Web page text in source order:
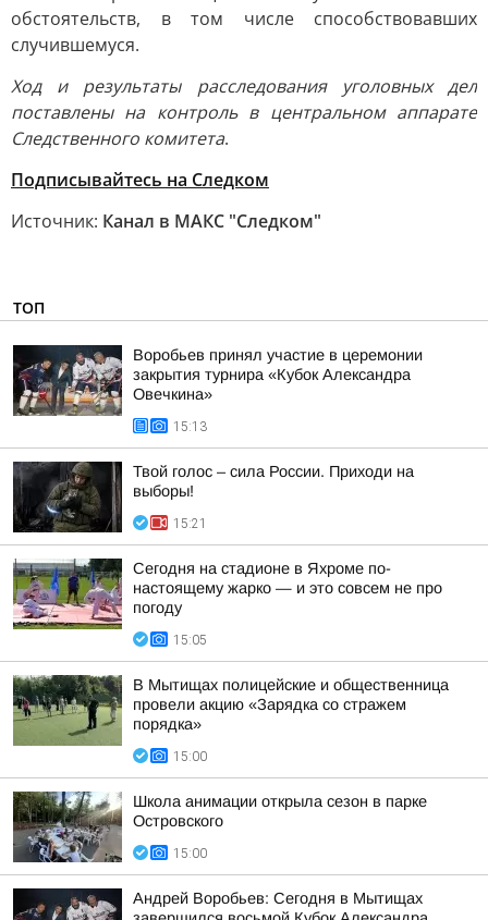
обстоятельств, в том числе способствовавших
случившемуся.
Ход и результаты расследования уголовных дел
поставлены на контроль в центральном аппарате
Следственного комитета.
Подписывайтесь на Следком
Источник: Канал в МАКС "Следком"
ТОП
Воробьев принял участие в церемонии
закрытия турнира «Кубок Александра
Овечкина»
15:13
Твой голос – сила России. Приходи на
выборы!
15:21
Сегодня на стадионе в Яхроме по-
настоящему жарко — и это совсем не про
погоду
15:05
В Мытищах полицейские и общественница
провели акцию «Зарядка со стражем
порядка»
15:00
Школа анимации открыла сезон в парке
Островского
15:00
Андрей Воробьев: Сегодня в Мытищах